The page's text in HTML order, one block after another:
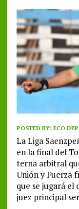
POSTED BY: ECO
La Liga
en la final del
terna arbitral
Unión y Fuerza
que se jugará el
juez principal